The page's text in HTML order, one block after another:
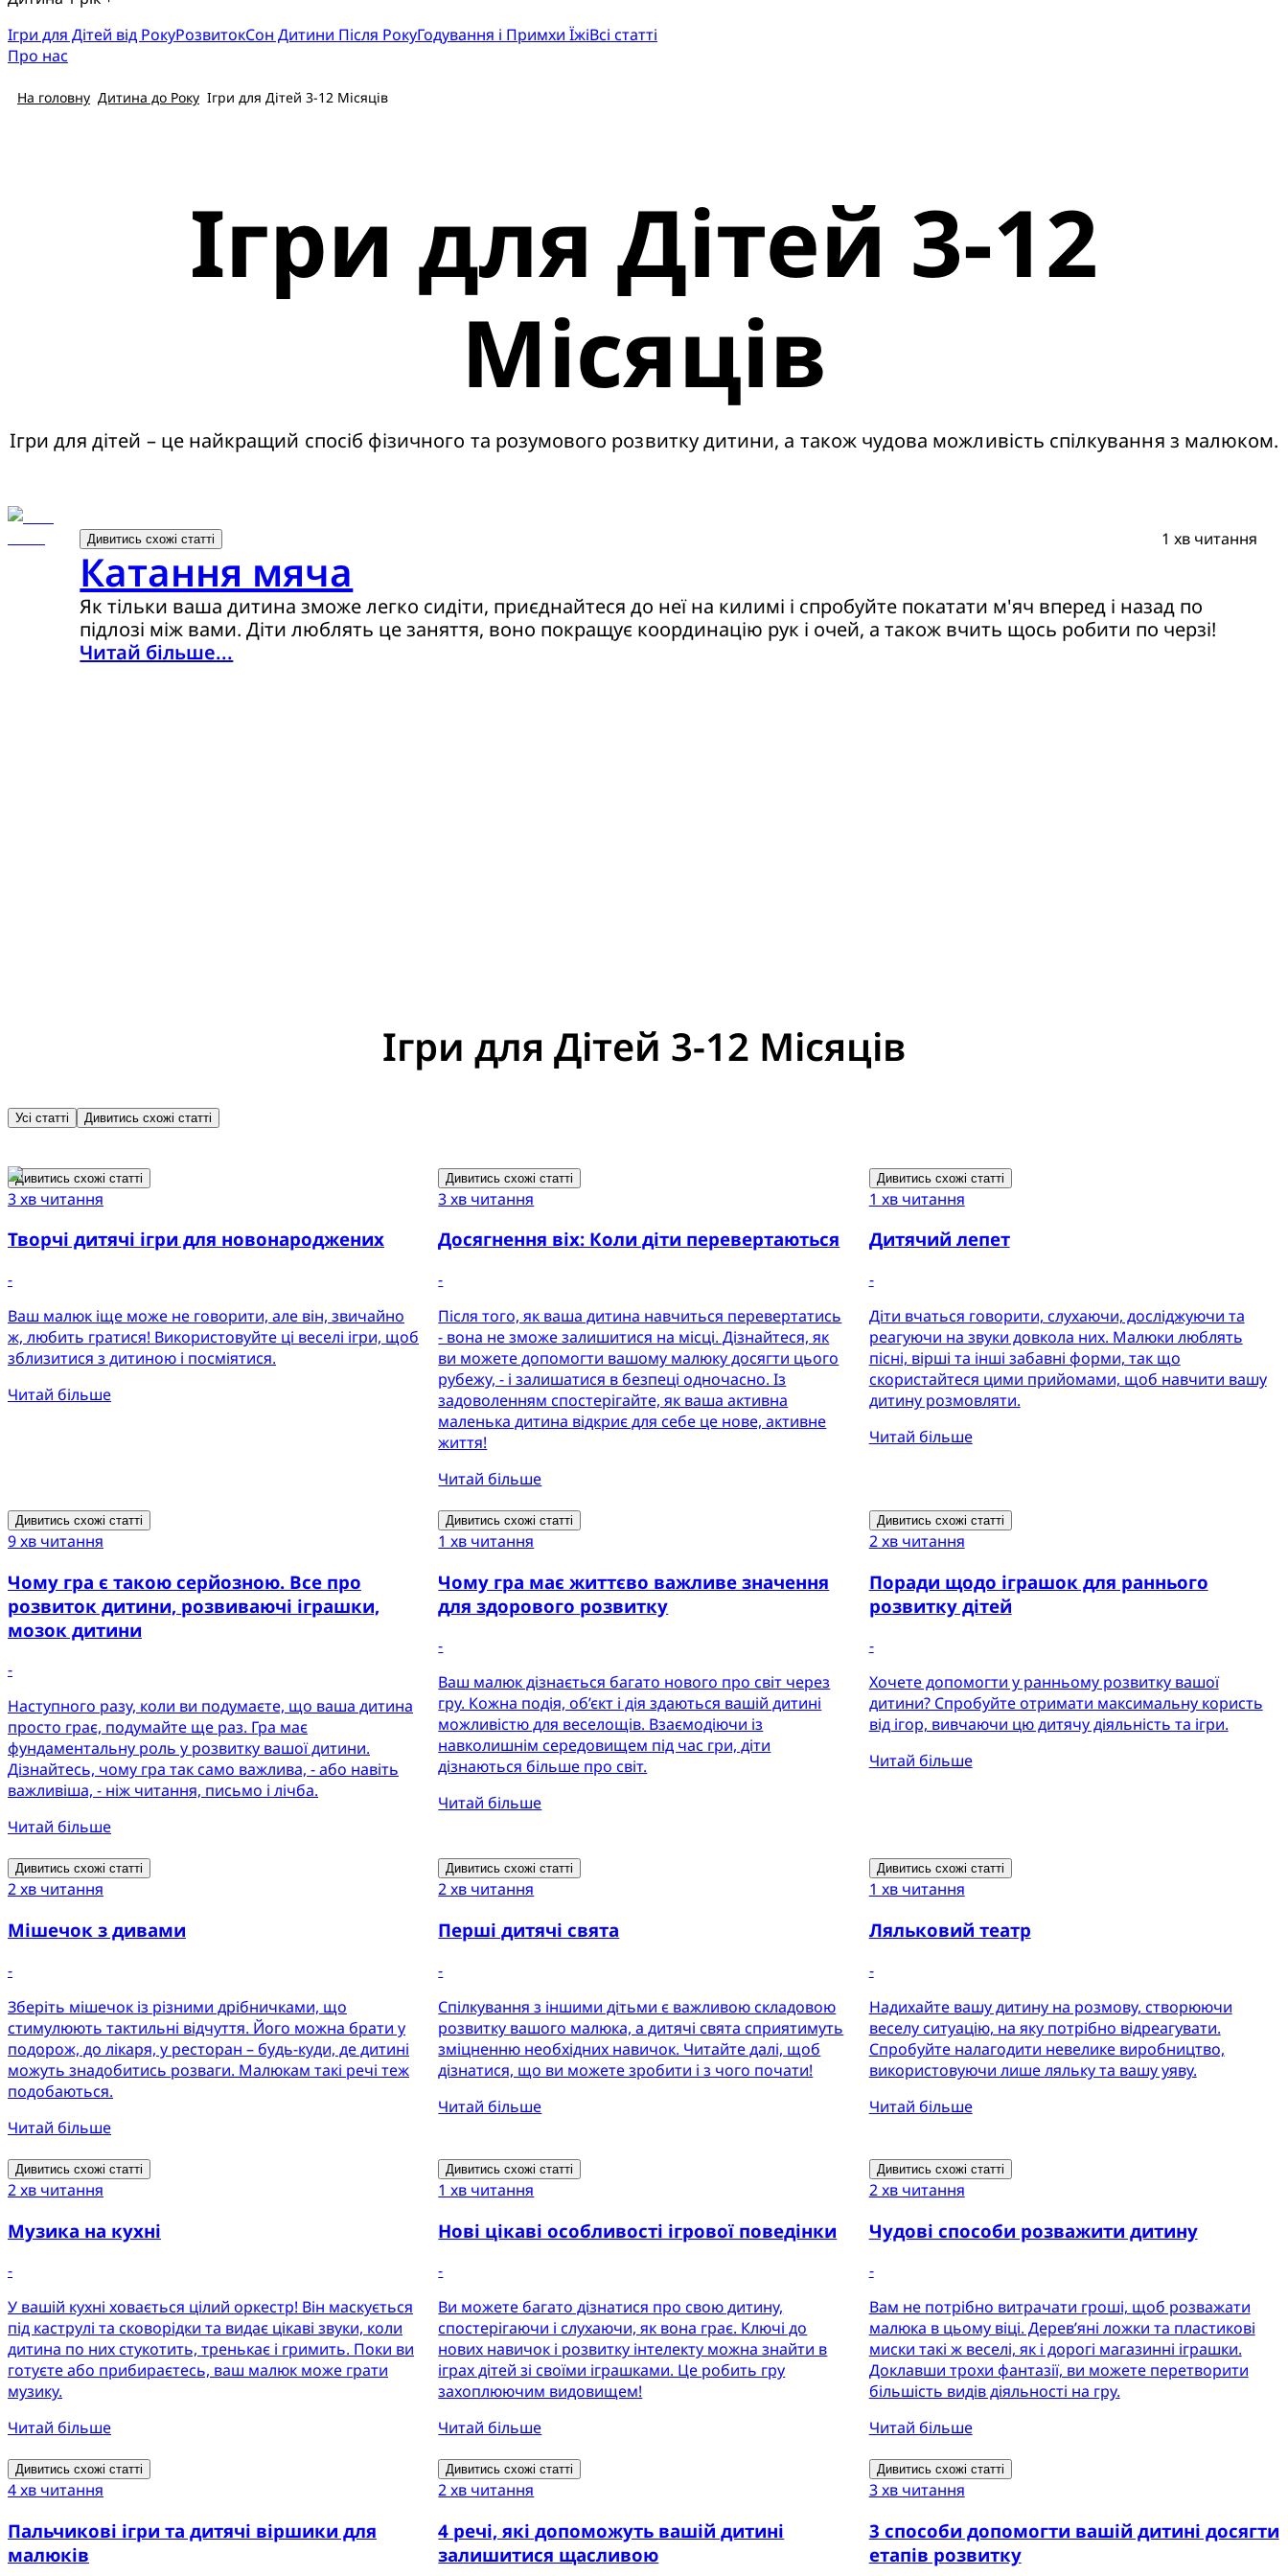
Ігри для Дітей від РокуРозвитокCон Дитини Після РокуГодування і Примхи ЇжіВсі статті
Про нас
На головну Дитина до Року Ігри для Дітей 3-12 Місяців
Ігри для Дітей 3-12
Місяців
Ігри для дітей – це найкращий спосіб фізичного та розумового розвитку дитини, а також чудова можливість спілкування з малюком.
Дивитись схожі статті 1 хв читання
Катання мяча
Як тільки ваша дитина зможе легко сидіти, приєднайтеся до неї на килимі і спробуйте покатати м'яч вперед і назад по
підлозі між вами. Діти люблять це заняття, воно покращує координацію рук і очей, а також вчить щось робити по черзі!
Читай більше...
Ігри для Дітей 3-12 Місяців
Усі статті Дивитись схожі статті
Дивитись схожі статті
3 хв читання
Творчі дитячі ігри для новонароджених
-
Ваш малюк іще може не говорити, але він, звичайно
ж, любить гратися! Використовуйте ці веселі ігри, щоб
зблизитися з дитиною і посміятися.
Читай більше
Дивитись схожі статті
3 хв читання
Досягнення віх: Коли діти перевертаються
-
Після того, як ваша дитина навчиться перевертатись
- вона не зможе залишитися на місці. Дізнайтеся, як
ви можете допомогти вашому малюку досягти цього
рубежу, - і залишатися в безпеці одночасно. Із
задоволенням спостерігайте, як ваша активна
маленька дитина відкриє для себе це нове, активне
життя!
Читай більше
Дивитись схожі статті
1 хв читання
Дитячий лепет
-
Діти вчаться говорити, слухаючи, досліджуючи та
реагуючи на звуки довкола них. Малюки люблять
пісні, вірші та інші забавні форми, так що
скористайтеся цими прийомами, щоб навчити вашу
дитину розмовляти.
Читай більше
Дивитись схожі статті
9 хв читання
Чому гра є такою серйозною. Все про
розвиток дитини, розвиваючі іграшки,
мозок дитини
-
Наступного разу, коли ви подумаєте, що ваша дитина
просто грає, подумайте ще раз. Гра має
фундаментальну роль у розвитку вашої дитини.
Дізнайтесь, чому гра так само важлива, - або навіть
важливіша, - ніж читання, письмо і лічба.
Читай більше
Дивитись схожі статті
1 хв читання
Чому гра має життєво важливе значення
для здорового розвитку
-
Ваш малюк дізнається багато нового про світ через
гру. Кожна подія, об’єкт і дія здаються вашій дитині
можливістю для веселощів. Взаємодіючи із
навколишнім середовищем під час гри, діти
дізнаються більше про світ.
Читай більше
Дивитись схожі статті
2 хв читання
Поради щодо іграшок для раннього
розвитку дітей
-
Хочете допомогти у ранньому розвитку вашої
дитини? Спробуйте отримати максимальну користь
від ігор, вивчаючи цю дитячу діяльність та ігри.
Читай більше
Дивитись схожі статті
2 хв читання
Мішечок з дивами
-
Зберіть мішечок із різними дрібничками, що
стимулюють тактильні відчуття. Його можна брати у
подорож, до лікаря, у ресторан – будь-куди, де дитині
можуть знадобитись розваги. Малюкам такі речі теж
подобаються.
Читай більше
Дивитись схожі статті
2 хв читання
Перші дитячі свята
-
Спілкування з іншими дітьми є важливою складовою
розвитку вашого малюка, а дитячі свята сприятимуть
зміцненню необхідних навичок. Читайте далі, щоб
дізнатися, що ви можете зробити і з чого почати!
Читай більше
Дивитись схожі статті
1 хв читання
Ляльковий театр
-
Надихайте вашу дитину на розмову, створюючи
веселу ситуацію, на яку потрібно відреагувати.
Спробуйте налагодити невелике виробництво,
використовуючи лише ляльку та вашу уяву.
Читай більше
Дивитись схожі статті
2 хв читання
Музика на кухні
-
У вашій кухні ховається цілий оркестр! Він маскується
під каструлі та сковорідки та видає цікаві звуки, коли
дитина по них стукотить, тренькає і гримить. Поки ви
готуєте або прибираєтесь, ваш малюк може грати
музику.
Читай більше
Дивитись схожі статті
1 хв читання
Нові цікаві особливості ігрової поведінки
-
Ви можете багато дізнатися про свою дитину,
спостерігаючи і слухаючи, як вона грає. Ключі до
нових навичок і розвитку інтелекту можна знайти в
іграх дітей зі своїми іграшками. Це робить гру
захоплюючим видовищем!
Читай більше
Дивитись схожі статті
2 хв читання
Чудові способи розважити дитину
-
Вам не потрібно витрачати гроші, щоб розважати
малюка в цьому віці. Дерев’яні ложки та пластикові
миски такі ж веселі, як і дорогі магазинні іграшки.
Доклавши трохи фантазії, ви можете перетворити
більшість видів діяльності на гру.
Читай більше
Дивитись схожі статті
4 хв читання
Пальчикові ігри та дитячі віршики для
малюків
Дивитись схожі статті
2 хв читання
4 речі, які допоможуть вашій дитині
залишитися щасливою
Дивитись схожі статті
3 хв читання
3 способи допомогти вашій дитині досягти
етапів розвитку